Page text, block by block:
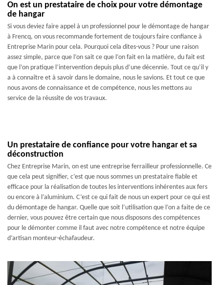
On est un prestataire de choix pour votre démontage
de hangar
Si vous deviez faire appel à un professionnel pour le démontage de hangar
à Frencq, on vous recommande fortement de toujours faire confiance à
Entreprise Marin pour cela. Pourquoi cela dites-vous ? Pour une raison
assez simple, parce que l’on sait ce que l’on fait en la matière, du fait est
que l’on pratique l’intervention depuis plus d’une décennie. Tout ce qu’il y
a à connaître et à savoir dans le domaine, nous le savions. Et tout ce que
nous avons de connaissance et de compétence, nous les mettons au
service de la réussite de vos travaux.
Un prestataire de confiance pour votre hangar et sa
déconstruction
Chez Entreprise Marin, on est une entreprise ferrailleur professionnelle. Ce
que cela peut signifier, c’est que nous sommes un prestataire fiable et
efficace pour la réalisation de toutes les interventions inhérentes aux fers
ou encore à l’aluminium. C’est ce qui fait de nous un expert pour ce qui est
du démontage de hangar. Quelle que soit l’utilisation que l’on a faite de ce
dernier, vous pouvez être certain que nous disposons des compétences
pour le démonter comme il faut avec notre compétence et notre équipe
d’artisan monteur-échafaudeur.